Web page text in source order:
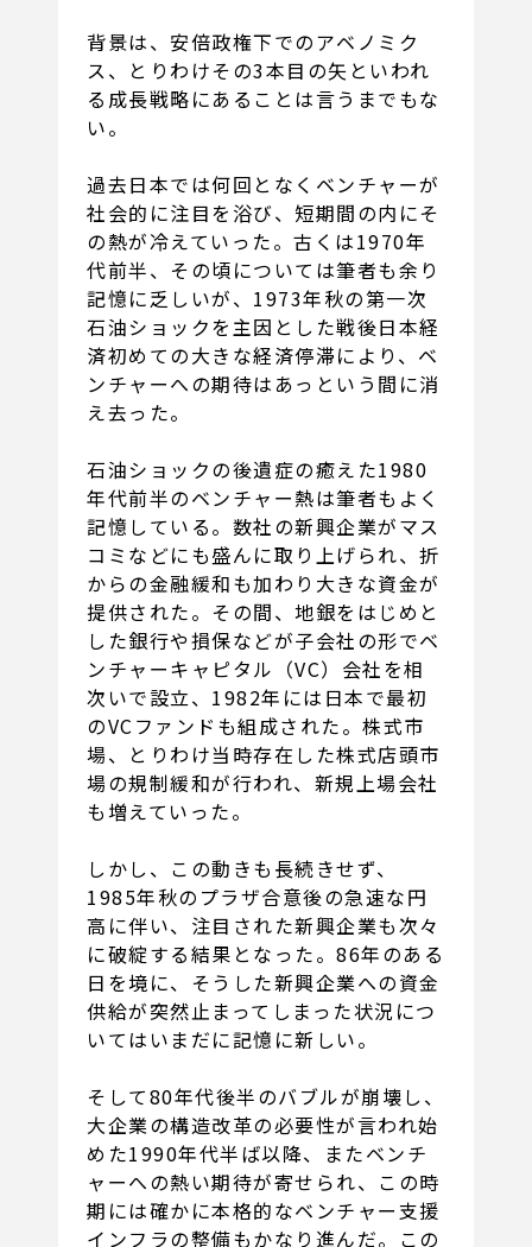
背景は、安倍政権下でのアベノミク
ス、とりわけその3本目の矢といわれ
る成長戦略にあることは言うまでもな
い。
過去日本では何回となくベンチャーが
社会的に注目を浴び、短期間の内にそ
の熱が冷えていった。古くは1970年
代前半、その頃については筆者も余り
記憶に乏しいが、1973年秋の第一次
石油ショックを主因とした戦後日本経
済初めての大きな経済停滞により、ベ
ンチャーへの期待はあっという間に消
え去った。
石油ショックの後遺症の癒えた1980
年代前半のベンチャー熱は筆者もよく
記憶している。数社の新興企業がマス
コミなどにも盛んに取り上げられ、折
からの金融緩和も加わり大きな資金が
提供された。その間、地銀をはじめと
した銀行や損保などが子会社の形でベ
ンチャーキャピタル（VC）会社を相
次いで設立、1982年には日本で最初
のVCファンドも組成された。株式市
場、とりわけ当時存在した株式店頭市
場の規制緩和が行われ、新規上場会社
も増えていった。
しかし、この動きも長続きせず、
1985年秋のプラザ合意後の急速な円
高に伴い、注目された新興企業も次々
に破綻する結果となった。86年のある
日を境に、そうした新興企業への資金
供給が突然止まってしまった状況につ
いてはいまだに記憶に新しい。
そして80年代後半のバブルが崩壊し、
大企業の構造改革の必要性が言われ始
めた1990年代半ば以降、またベンチ
ャーへの熱い期待が寄せられ、この時
期には確かに本格的なベンチャー支援
インフラの整備もかなり進んだ。この